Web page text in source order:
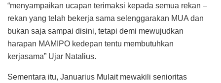
“menyampaikan ucapan terimaksi kepada semua rekan –
rekan yang telah bekerja sama selenggarakan MUA dan
bukan saja sampai disini, tetapi demi mewujudkan
harapan MAMIPO kedepan tentu membutuhkan
kerjasama” Ujar Natalius.
Sementara itu, Januarius Mulait mewakili senioritas